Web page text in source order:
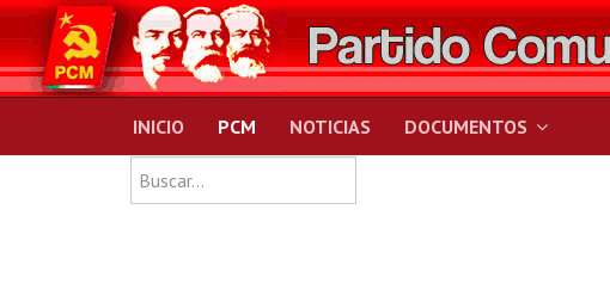
INICIO PCM NOTICIAS
DOCUMENTOS
Buscar